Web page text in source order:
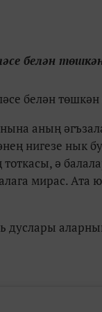
белән
белән төшкән
аның
нигезе нык
ә
мирас. Ата
дуслары